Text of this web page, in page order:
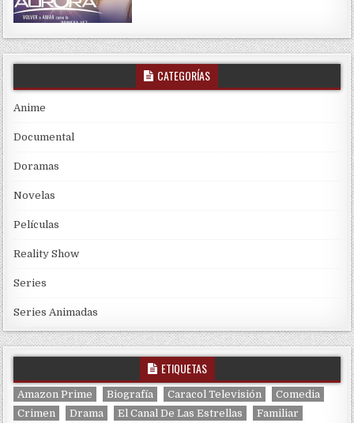
CATEGORÍAS
Anime
Documental
Doramas
Novelas
Películas
Reality Show
Series
Series Animadas
ETIQUETAS
Amazon Prime Biografía Caracol Televisión
Comedia
Crimen
Drama El Canal De Las Estrellas
Familiar